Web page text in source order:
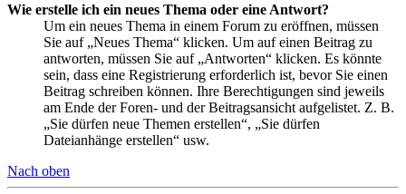
Wie erstelle ich ein neues Thema oder eine Antwort?
Um ein neues Thema in einem Forum zu eröffnen, müssen
Sie auf „Neues Thema“ klicken. Um auf einen Beitrag zu
antworten, müssen Sie auf „Antworten“ klicken. Es könnte
sein, dass eine Registrierung erforderlich ist, bevor Sie einen
Beitrag schreiben können. Ihre Berechtigungen sind jeweils
am Ende der Foren- und der Beitragsansicht aufgelistet. Z. B.
„Sie dürfen neue Themen erstellen“, „Sie dürfen
Dateianhänge erstellen“ usw.
Nach oben